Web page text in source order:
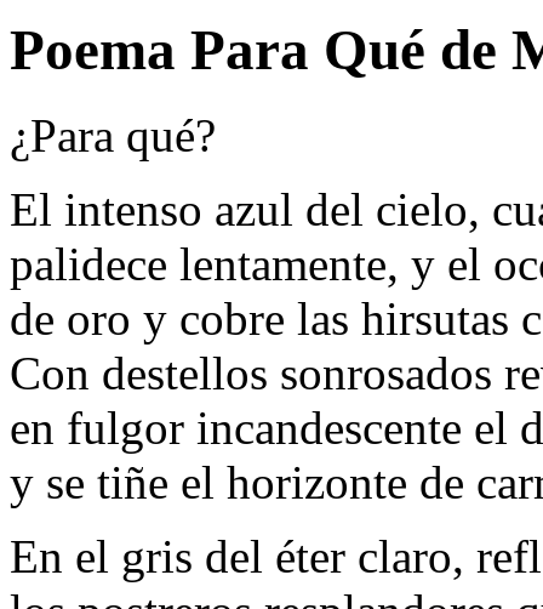
Poema Para Qué de
¿Para qué?
El intenso azul del cielo,
palidece lentamente, y el
de oro y cobre las hirsutas
Con destellos sonrosados
en fulgor incandescente el
y se tiñe el horizonte de
En el gris del éter claro,